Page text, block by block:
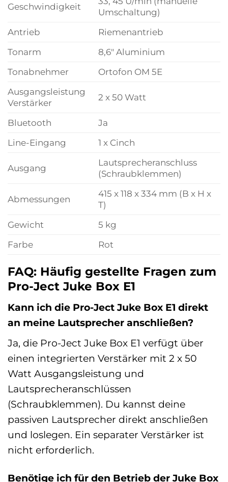
Geschwindigkeit
Umschaltung)
Antrieb
Riemenantrieb
Tonarm
8,6″ Aluminium
Tonabnehmer
Ortofon OM 5E
Ausgangsleistung
Verstärker
2 x 50 Watt
Bluetooth
Ja
Line-Eingang
1 x Cinch
Ausgang
Lautsprecheranschluss
(Schraubklemmen)
Abmessungen
415 x 118 x 334 mm (B x H x
T)
Gewicht
5 kg
Farbe
Rot
FAQ: Häufig gestellte Fragen zum
Pro-Ject Juke Box E1
Kann ich die Pro-Ject Juke Box E1 direkt
an meine Lautsprecher anschließen?
Ja, die Pro-Ject Juke Box E1 verfügt über
einen integrierten Verstärker mit 2 x 50
Watt Ausgangsleistung und
Lautsprecheranschlüssen
(Schraubklemmen). Du kannst deine
passiven Lautsprecher direkt anschließen
und loslegen. Ein separater Verstärker ist
nicht erforderlich.
Benötige ich für den Betrieb der Juke Box